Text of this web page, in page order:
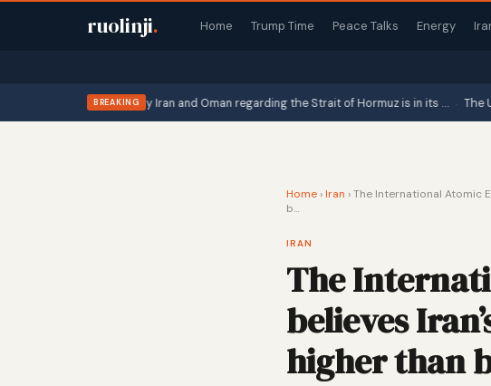
ruolinji. Home Trump Time Peace Talks Energy
BREAKING
announcement" by Iran and Oman regarding the Strait of Hormuz is in its … · The US has
Home ›Iran ›The International Atomic
b…
IRAN
The
believes
higher than